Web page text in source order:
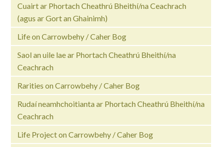
Cuairt ar Phortach Cheathrú Bheithí/na Ceachrach
(agus ar Gort an Ghainimh)
Life on Carrowbehy / Caher Bog
Saol an uile lae ar Phortach Cheathrú Bheithí/na
Ceachrach
Rarities on Carrowbehy / Caher Bog
Rudaí neamhchoitianta ar Phortach Cheathrú Bheithí/na
Ceachrach
Life Project on Carrowbehy / Caher Bog